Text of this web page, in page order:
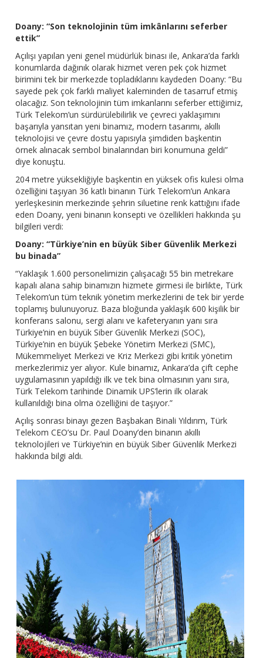
Doany: “Son teknolojinin tüm imkânlarını seferber
ettik”
Açılışı yapılan yeni genel müdürlük binası ile, Ankara’da farklı
konumlarda dağınık olarak hizmet veren pek çok hizmet
birimini tek bir merkezde topladıklarını kaydeden Doany: “Bu
sayede pek çok farklı maliyet kaleminden de tasarruf etmiş
olacağız. Son teknolojinin tüm imkanlarını seferber ettiğimiz,
Türk Telekom’un sürdürülebilirlik ve çevreci yaklaşımını
başarıyla yansıtan yeni binamız, modern tasarımı, akıllı
teknolojisi ve çevre dostu yapısıyla şimdiden başkentin
örnek alınacak sembol binalarından biri konumuna geldi”
diye konuştu.
204 metre yüksekliğiyle başkentin en yüksek ofis kulesi olma
özelliğini taşıyan 36 katlı binanın Türk Telekom’un Ankara
yerleşkesinin merkezinde şehrin siluetine renk kattığını ifade
eden Doany, yeni binanın konsepti ve özellikleri hakkında şu
bilgileri verdi:
Doany: “Türkiye’nin en büyük Siber Güvenlik Merkezi
bu binada”
“Yaklaşık 1.600 personelimizin çalışacağı 55 bin metrekare
kapalı alana sahip binamızın hizmete girmesi ile birlikte, Türk
Telekom’un tüm teknik yönetim merkezlerini de tek bir yerde
toplamış bulunuyoruz. Baza bloğunda yaklaşık 600 kişilik bir
konferans salonu, sergi alanı ve kafeteryanın yanı sıra
Türkiye’nin en büyük Siber Güvenlik Merkezi (SOC),
Türkiye’nin en büyük Şebeke Yönetim Merkezi (SMC),
Mükemmeliyet Merkezi ve Kriz Merkezi gibi kritik yönetim
merkezlerimiz yer alıyor. Kule binamız, Ankara’da çift cephe
uygulamasının yapıldığı ilk ve tek bina olmasının yanı sıra,
Türk Telekom tarihinde Dinamik UPS’lerin ilk olarak
kullanıldığı bina olma özelliğini de taşıyor.”
Açılış sonrası binayı gezen Başbakan Binali Yıldırım, Türk
Telekom CEO’su Dr. Paul Doany’den binanın akıllı
teknolojileri ve Türkiye’nin en büyük Siber Güvenlik Merkezi
hakkında bilgi aldı.